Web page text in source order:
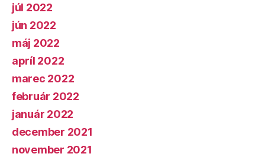
júl 2022
jún 2022
máj 2022
apríl 2022
marec 2022
február 2022
január 2022
december 2021
november 2021